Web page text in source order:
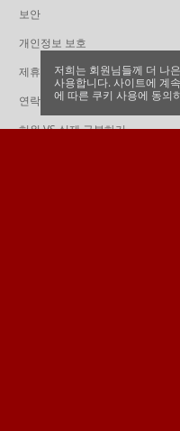
보안
개인정보 보호
제휴
연락처
허위 VS 실제 구분하기
저희는 회원님들께 더 나
사용합니다. 사이트에 계
에 따른 쿠키 사용에 동의